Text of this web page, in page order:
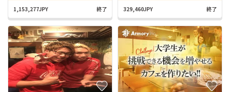
1,153,277JPY 終了 329,460JPY 終了